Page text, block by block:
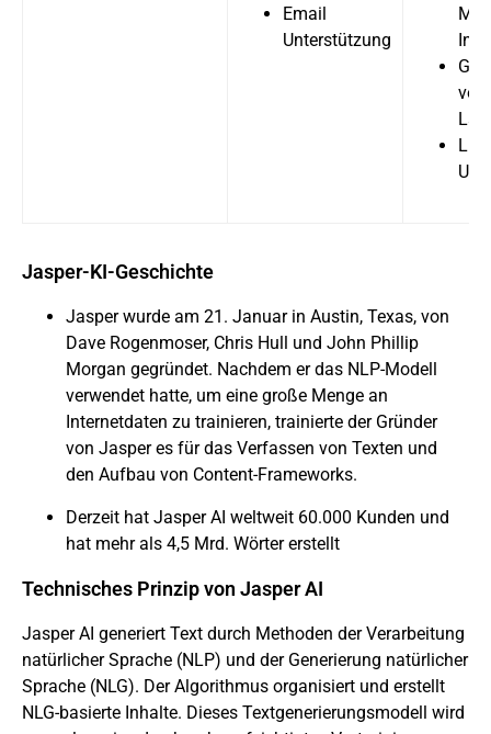
Email
Unterstützung
von
Jasper-KI-Geschichte
Jasper wurde am 21. Januar in Austin, Texas, von
Dave Rogenmoser, Chris Hull und John Phillip
Morgan gegründet. Nachdem er das NLP-Modell
verwendet hatte, um eine große Menge an
Internetdaten zu trainieren, trainierte der Gründer
von Jasper es für das Verfassen von Texten und
den Aufbau von Content-Frameworks.
Derzeit hat Jasper AI weltweit 60.000 Kunden und
hat mehr als 4,5 Mrd. Wörter erstellt
Technisches Prinzip von Jasper AI
Jasper AI generiert Text durch Methoden der Verarbeitung
natürlicher Sprache (NLP) und der Generierung natürlicher
Sprache (NLG). Der Algorithmus organisiert und erstellt
NLG-basierte Inhalte. Dieses Textgenerierungsmodell wird